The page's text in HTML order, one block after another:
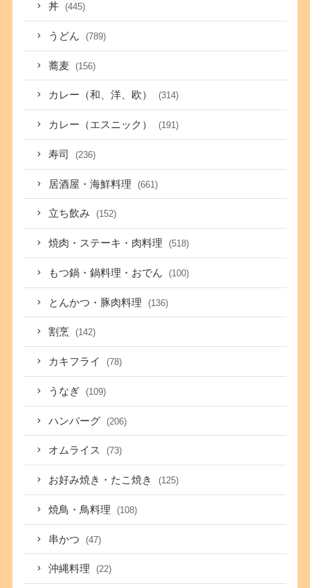
丼 (445)
うどん (789)
蕎麦 (156)
カレー（和、洋、欧） (314)
カレー（エスニック） (191)
寿司 (236)
居酒屋・海鮮料理 (661)
立ち飲み (152)
焼肉・ステーキ・肉料理 (518)
もつ鍋・鍋料理・おでん (100)
とんかつ・豚肉料理 (136)
割烹 (142)
カキフライ (78)
うなぎ (109)
ハンバーグ (206)
オムライス (73)
お好み焼き・たこ焼き (125)
焼鳥・鳥料理 (108)
串かつ (47)
沖縄料理 (22)